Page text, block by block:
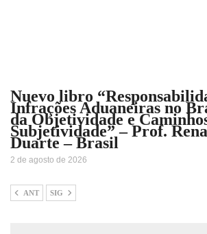
Nuevo libro
Infrações Aduaneiras no
da Objetividade e
Subjetividade” – Prof.
Duarte – Brasil
2 de agosto de 2026
ANT SIG